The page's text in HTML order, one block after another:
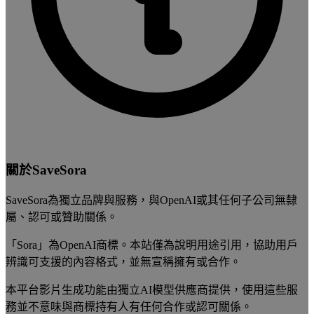
關於SaveSora
SaveSora為獨立品牌與服務，與OpenAI或其任何子公司無隸
屬、認可或贊助關係。
「Sora」為OpenAI商標。本站僅為說明用途引用，協助用戶
辨識可支援的內容格式，並無宣稱擁有或合作。
本平台影片生成功能由獨立AI模型供應商提供，使用這些服
務並不意味與商標持有人有任何合作或認可關係。